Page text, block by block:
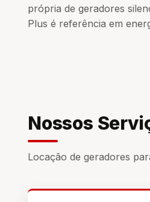
própria de geradores
Plus é referência em
Nossos
Locação de geradores